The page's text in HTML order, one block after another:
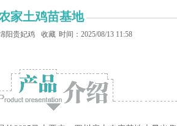
家土鸡苗基地
孵化基地
阳贵妃鸡苗收藏 时间：2025/08/13 11:58